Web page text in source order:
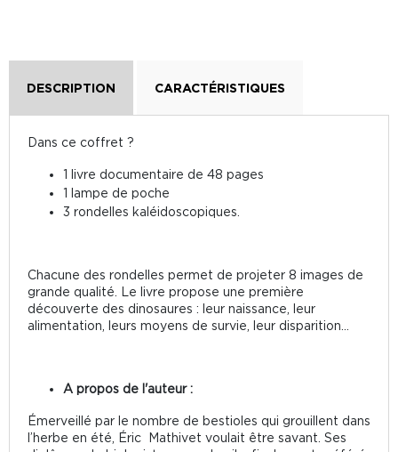
DESCRIPTION CARACTÉRISTIQUES
Dans ce coffret ?
1 livre documentaire de 48 pages
1 lampe de poche
3 rondelles kaléidoscopiques.
Chacune des rondelles permet de projeter 8 images de
grande qualité. Le livre propose une première
découverte des dinosaures : leur naissance, leur
alimentation, leurs moyens de survie, leur disparition...
A propos de l'auteur :
Émerveillé par le nombre de bestioles qui grouillent dans
l’herbe en été, Éric Mathivet voulait être savant. Ses